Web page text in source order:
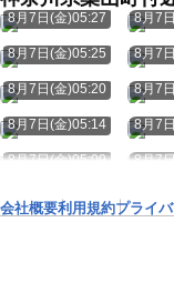
8月7日(金)05:27 8月7
8月7日(金)05:25 8月7
8月7日(金)05:20 8月7
8月7日(金)05:14 8月7
8月7日(金)05:09 8月7
会社概要利用規約プライ